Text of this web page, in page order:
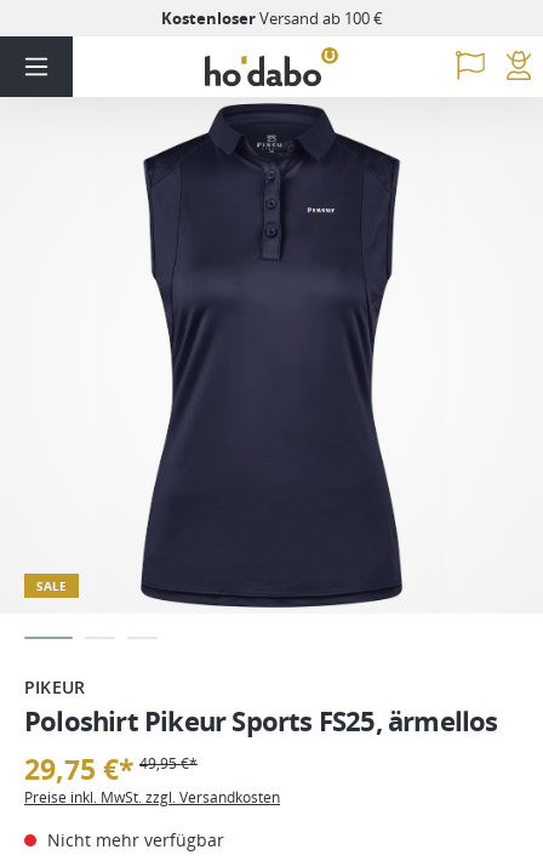
KostenloserVersand ab 100 €
SALE
PIKEUR
Poloshirt Pikeur Sports FS25, ärmellos
29,75 €* 49,95 €*
Preise inkl. MwSt. zzgl. Versandkosten
Nicht mehr verfügbar